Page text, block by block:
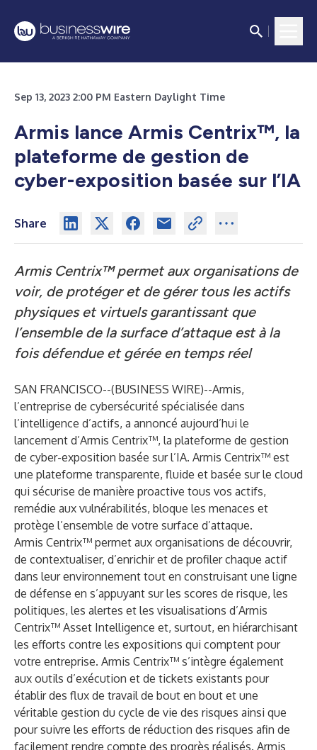
Sep 13, 2023 2:00 PM Eastern Daylight Time
Armis lance Armis Centrix™, la
plateforme de gestion de
cyber-exposition basée sur l’IA
Share
Armis Centrix™ permet aux organisations de
voir, de protéger et de gérer tous les actifs
physiques et virtuels garantissant que
l’ensemble de la surface d’attaque est à la
fois défendue et gérée en temps réel
SAN FRANCISCO--(BUSINESS WIRE)--Armis,
l’entreprise de cybersécurité spécialisée dans
l’intelligence d’actifs, a annoncé aujourd’hui le
lancement d’Armis Centrix™, la plateforme de gestion
de cyber-exposition basée sur l’IA. Armis Centrix™ est
une plateforme transparente, fluide et basée sur le cloud
qui sécurise de manière proactive tous vos actifs,
remédie aux vulnérabilités, bloque les menaces et
protège l’ensemble de votre surface d’attaque.
Armis Centrix™ permet aux organisations de découvrir,
de contextualiser, d’enrichir et de profiler chaque actif
dans leur environnement tout en construisant une ligne
de défense en s’appuyant sur les scores de risque, les
politiques, les alertes et les visualisations d’Armis
Centrix™ Asset Intelligence et, surtout, en hiérarchisant
les efforts contre les expositions qui comptent pour
votre entreprise. Armis Centrix™ s’intègre également
aux outils d’exécution et de tickets existants pour
établir des flux de travail de bout en bout et une
véritable gestion du cycle de vie des risques ainsi que
pour suivre les efforts de réduction des risques afin de
facilement rendre compte des progrès réalisés. Armis